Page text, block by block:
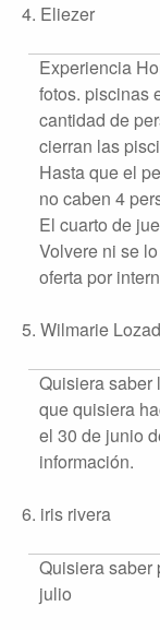
4. Eliezer
Experiencia
fotos. piscinas
cantidad de
cierran las
Hasta que el
no caben 4
El cuarto de
Volvere ni se
oferta por
5. Wilmarie
Quisiera saber
que quisiera
el 30 de junio
información.
6. iris rivera
Quisiera saber
julio